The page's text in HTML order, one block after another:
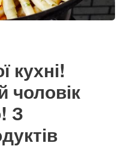
кухні!
чоловік
З